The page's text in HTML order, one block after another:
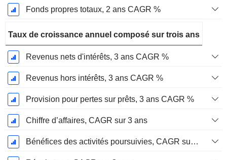
Fonds propres totaux, 2 ans CAGR %
Taux de croissance annuel composé sur trois ans
Revenus nets d'intérêts, 3 ans CAGR %
Revenus hors intérêts, 3 ans CAGR %
Provision pour pertes sur prêts, 3 ans CAGR %
Chiffre d’affaires, CAGR sur 3 ans
Bénéfices des activités poursuivies, CAGR sur 3 ans